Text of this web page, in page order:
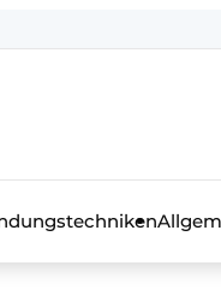
für die Beton- und